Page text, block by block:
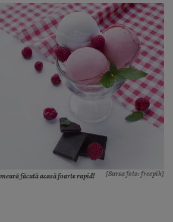
făcută acasă foarte rapid! [Sursa foto: freepik]